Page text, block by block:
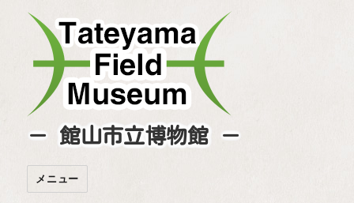
－ 館山市立博物館 －
メニュー